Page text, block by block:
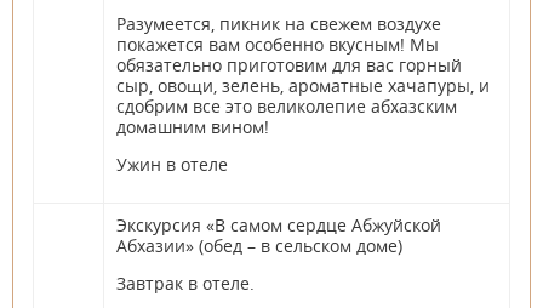
Разумеется, пикник на свежем воздухе
покажется вам особенно вкусным! Мы
обязательно приготовим для вас горный
сыр, овощи, зелень, ароматные хачапуры, и
сдобрим все это великолепие абхазским
домашним вином!
Ужин в отеле
Экскурсия «В самом сердце Абжуйской
Абхазии» (обед – в сельском доме)
Завтрак в отеле.